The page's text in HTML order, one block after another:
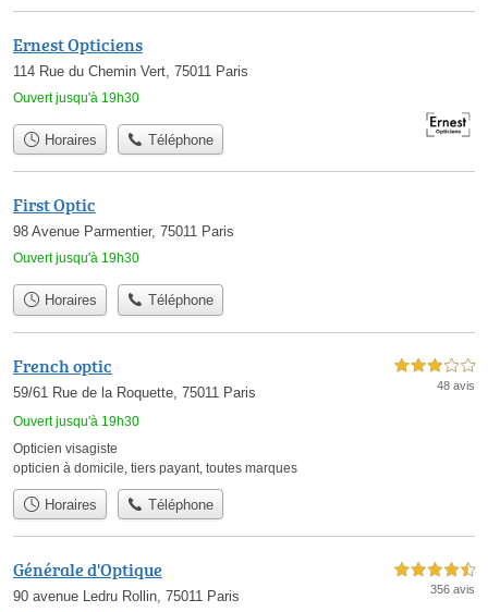
Ernest Opticiens
114 Rue du Chemin Vert, 75011 Paris
Ouvert jusqu'à 19h30
Horaires Téléphone
First Optic
98 Avenue Parmentier, 75011 Paris
Ouvert jusqu'à 19h30
Horaires Téléphone
French optic
59/61 Rue de la Roquette, 75011 Paris
Ouvert jusqu'à 19h30
3,0 étoiles sur 5
48 avis
Opticien visagiste
opticien à domicile tiers payant toutes marques
Horaires Téléphone
Générale d'Optique
90 avenue Ledru Rollin, 75011 Paris
4,5 étoiles sur 5
356 avis